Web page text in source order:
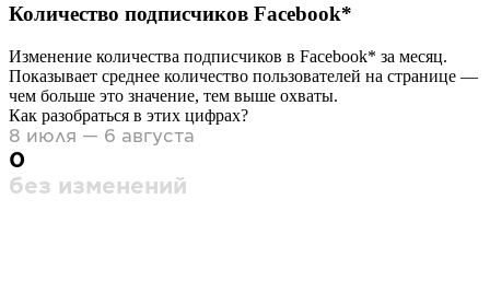
Количество подписчиков Facebook*
Изменение количества подписчиков в Facebook* за месяц.
Показывает среднее количество пользователей на странице —
чем больше это значение, тем выше охваты.
Как разобраться в этих цифрах?
8 июля — 6 августа
0
без изменений